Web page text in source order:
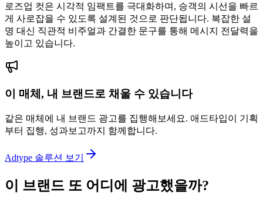
로즈업 컷은 시각적 임팩트를 극대화하며, 승객의 시선을 빠르
게 사로잡을 수 있도록 설계된 것으로 판단됩니다. 복잡한 설
명 대신 직관적 비주얼과 간결한 문구를 통해 메시지 전달력을
높이고 있습니다.
이 매체, 내 브랜드로 채울 수 있습니다
같은 매체에 내 브랜드 광고를 집행해보세요. 애드타입이 기획
부터 집행, 성과보고까지 함께합니다.
Adtype 솔루션 보기
이 브랜드 또 어디에 광고했을까?